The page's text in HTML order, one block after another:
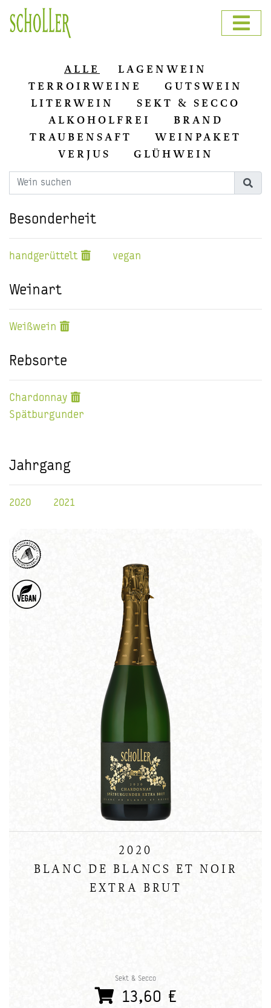
ALLE
LAGENWEIN
TERROIRWEINE
GUTSWEIN
LITERWEIN
SEKT & SECCO
ALKOHOLFREI
BRAND
TRAUBENSAFT
WEINPAKET
VERJUS
GLÜHWEIN
Besonderheit
handgerüttelt vegan
Weinart
Weißwein
Rebsorte
Chardonnay
Spätburgunder
Jahrgang
2020 2021
2020
BLANC DE BLANCS ET NOIR
EXTRA BRUT
Sekt & Secco
13,60 €